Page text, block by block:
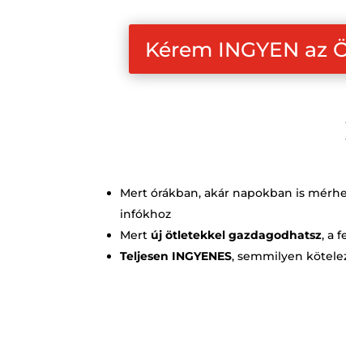
Kérem INGYEN az
Mert órákban, akár napokban is
infókhoz
Mert új ötletekkel gazdagodhatsz, a
Teljesen INGYENES, semmilyen